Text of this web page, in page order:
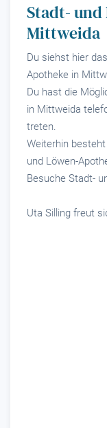
Stadt-
Mittweida
Du siehst hier
Apotheke in
Du hast die
in Mittweida
treten.
Weiterhin
und Löwen-
Besuche Stadt-
Uta Silling freut